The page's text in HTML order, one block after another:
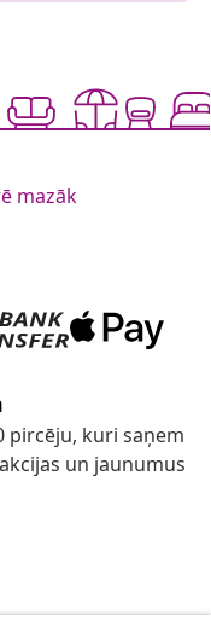
mazāk
pircēju, kuri saņem
un jaunumus